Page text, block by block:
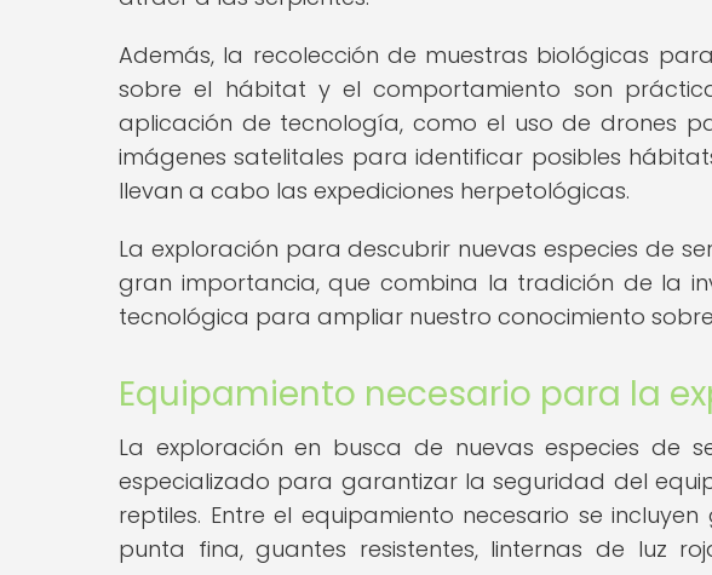
Además, la recolección de muestras biológicas
sobre el hábitat y el comportamiento son
aplicación de tecnología, como el uso de drones
imágenes satelitales para identificar posibles
llevan a cabo las expediciones herpetológicas.
La exploración para descubrir nuevas especies de
gran importancia, que combina la tradición de la
tecnológica para ampliar nuestro conocimiento
Equipamiento necesario para la
La exploración en busca de nuevas especies de
especializado para garantizar la seguridad del
reptiles. Entre el equipamiento necesario se
punta fina, guantes resistentes, linternas de luz